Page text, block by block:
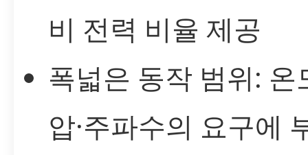
비 전력 비율 제공
폭넓은 동작 범위: 온
압·주파수의 요구에